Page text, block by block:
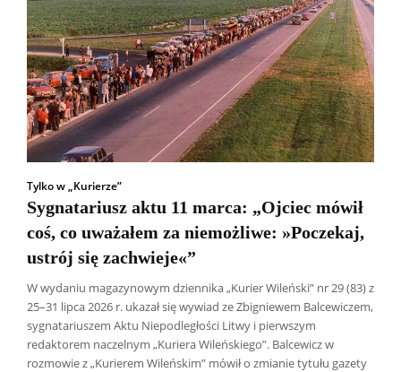
Tylko w „Kurierze”
Sygnatariusz aktu 11 marca: „Ojciec mówił
coś, co uważałem za niemożliwe: »Poczekaj,
ustrój się zachwieje«”
W wydaniu magazynowym dziennika „Kurier Wileński” nr 29 (83) z
25–31 lipca 2026 r. ukazał się wywiad ze Zbigniewem Balcewiczem,
sygnatariuszem Aktu Niepodległości Litwy i pierwszym
redaktorem naczelnym „Kuriera Wileńskiego”. Balcewicz w
rozmowie z „Kurierem Wileńskim” mówił o zmianie tytułu gazety